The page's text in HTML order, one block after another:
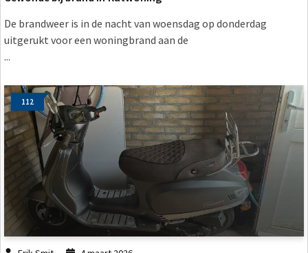
De brandweer is in de nacht van woensdag op donderdag
uitgerukt voor een woningbrand aan de
...
112